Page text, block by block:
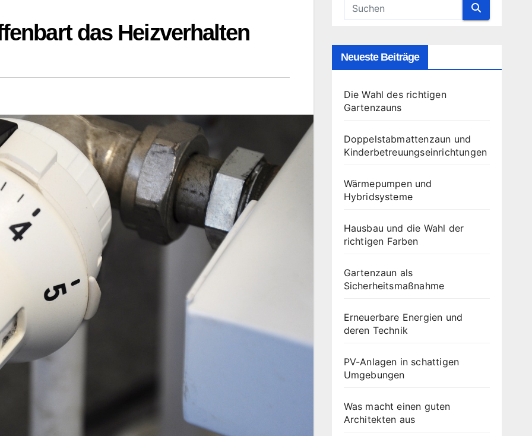
das Heizverhalten
Neueste Beiträge
Die Wahl des richtigen
Gartenzauns
Doppelstabmattenzaun und
Kinderbetreuungseinrichtungen
Wärmepumpen und
Hybridsysteme
Hausbau und die Wahl der
richtigen Farben
Gartenzaun als
Sicherheitsmaßnahme
Erneuerbare Energien und
deren Technik
PV-Anlagen in schattigen
Umgebungen
Was macht einen guten
Architekten aus